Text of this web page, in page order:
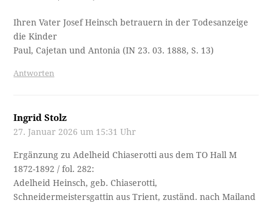
Ihren Vater Josef Heinsch betrauern in der Todesanzeige
die Kinder
Paul, Cajetan und Antonia (IN 23. 03. 1888, S. 13)
Antworten
Ingrid Stolz
27. Januar 2026 um 15:31 Uhr
Ergänzung zu Adelheid Chiaserotti aus dem TO Hall M
1872-1892 / fol. 282:
Adelheid Heinsch, geb. Chiaserotti,
Schneidermeistersgattin aus Trient, zuständ. nach Mailand